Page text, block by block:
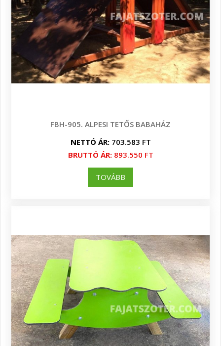
FBH-905. ALPESI TETŐS BABAHÁZ
NETTÓ ÁR:703.583 FT
BRUTTÓ ÁR:893.550 FT
TOVÁBB